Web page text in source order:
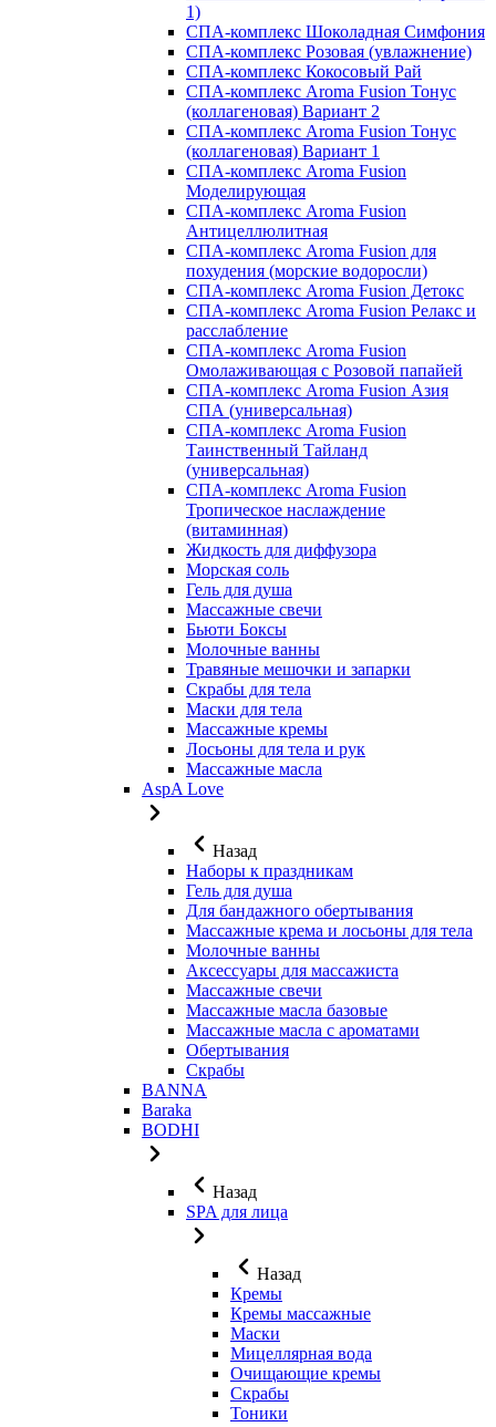
1)
СПА-комплекс Шоколадная Симфония
СПА-комплекс Розовая (увлажнение)
СПА-комплекс Кокосовый Рай
СПА-комплекс Aroma Fusion Тонус
(коллагеновая) Вариант 2
СПА-комплекс Aroma Fusion Тонус
(коллагеновая) Вариант 1
СПА-комплекс Aroma Fusion
Моделирующая
СПА-комплекс Aroma Fusion
Антицеллюлитная
СПА-комплекс Aroma Fusion для
похудения (морские водоросли)
СПА-комплекс Aroma Fusion Детокс
СПА-комплекс Aroma Fusion Релакс и
расслабление
СПА-комплекс Aroma Fusion
Омолаживающая с Розовой папайей
СПА-комплекс Aroma Fusion Азия
СПА (универсальная)
СПА-комплекс Aroma Fusion
Таинственный Тайланд
(универсальная)
СПА-комплекс Aroma Fusion
Тропическое наслаждение
(витаминная)
Жидкость для диффузора
Морская соль
Гель для душа
Массажные свечи
Бьюти Боксы
Молочные ванны
Травяные мешочки и запарки
Скрабы для тела
Маски для тела
Массажные кремы
Лосьоны для тела и рук
Массажные масла
AspA Love
Назад
Наборы к праздникам
Гель для душа
Для бандажного обертывания
Массажные крема и лосьоны для тела
Молочные ванны
Аксессуары для массажиста
Массажные свечи
Массажные масла базовые
Массажные масла с ароматами
Обертывания
Скрабы
BANNA
Baraka
BODHI
Назад
SPA для лица
Назад
Кремы
Кремы массажные
Маски
Мицеллярная вода
Очищающие кремы
Скрабы
Тоники